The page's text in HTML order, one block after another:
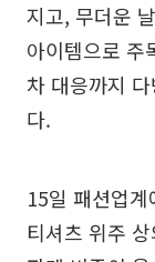
지고, 무더운
아이템으로 주
차 대응까지
다.
15일 패션업
티셔츠 위주